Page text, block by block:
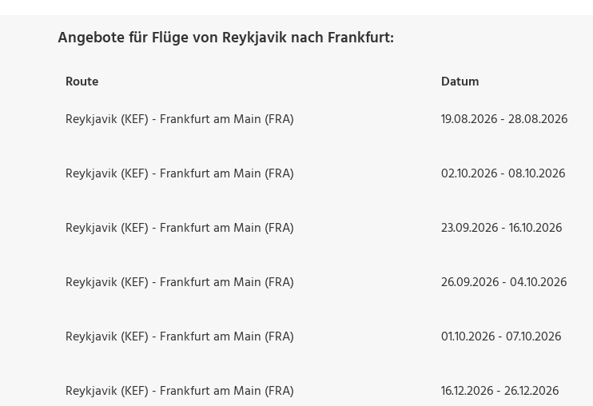
Angebote für Flüge von Reykjavik nach Frankfurt:
Route Datum
Reykjavik (KEF) - Frankfurt am Main (FRA)
19.08.2026 - 28.08.2026
Reykjavik (KEF) - Frankfurt am Main (FRA) 02.10.2026 - 08.10.2026
Reykjavik (KEF) - Frankfurt am Main (FRA) 23.09.2026 - 16.10.2026
Reykjavik (KEF) - Frankfurt am Main (FRA) 26.09.2026 - 04.10.2026
Reykjavik (KEF) - Frankfurt am Main (FRA) 01.10.2026 - 07.10.2026
Reykjavik (KEF) - Frankfurt am Main (FRA) 16.12.2026 - 26.12.2026